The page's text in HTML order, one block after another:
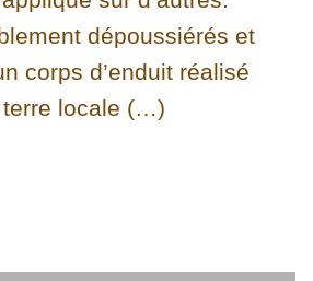
dépoussiérés et
corps d’enduit réalisé
locale (…)